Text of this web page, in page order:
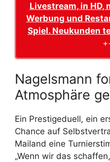
Livestream, in
Werbung und
Spiel. Neukunden
Nagelsmann
Atmosphäre
Ein Prestigeduell, ein
Chance auf
Mailand eine
„Wenn wir das